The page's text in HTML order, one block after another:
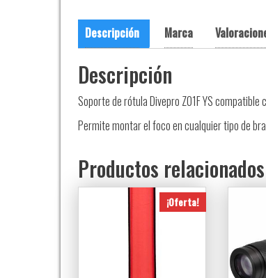
Descripción Marca
Descripción
Soporte de rótula Divepro Z01F YS compatible
Permite montar el foco en cualquier tipo de
Productos relacionados
¡Oferta!